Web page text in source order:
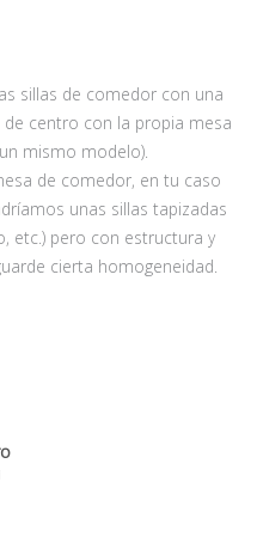
sillas de comedor con una
centro con la propia mesa
mismo modelo).
de comedor, en tu caso
unas sillas tapizadas
etc.) pero con estructura y
cierta homogeneidad.